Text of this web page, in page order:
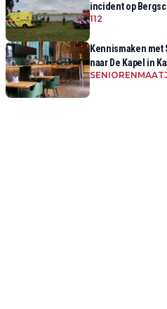
incident op
112
Kennismaken met
naar De Kapel in